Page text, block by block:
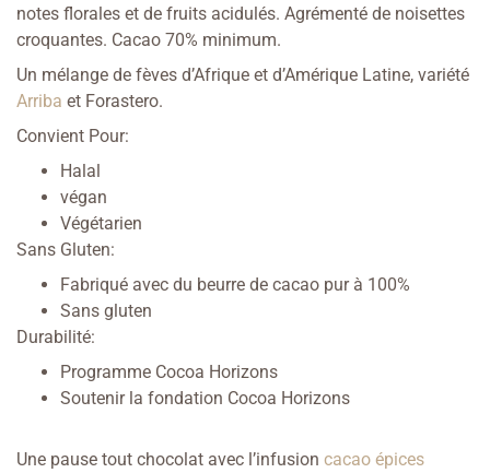
notes florales et de fruits acidulés. Agrémenté de noisettes
croquantes. Cacao 70% minimum.
Un mélange de fèves d’Afrique et d’Amérique Latine, variété
Arriba et Forastero.
Convient Pour:
Halal
végan
Végétarien
Sans Gluten:
Fabriqué avec du beurre de cacao pur à 100%
Sans gluten
Durabilité:
Programme Cocoa Horizons
Soutenir la fondation Cocoa Horizons
Une pause tout chocolat avec l’infusion cacao épices